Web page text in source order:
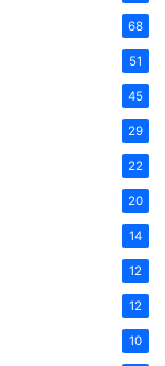
68
51
45
29
22
20
14
12
12
10